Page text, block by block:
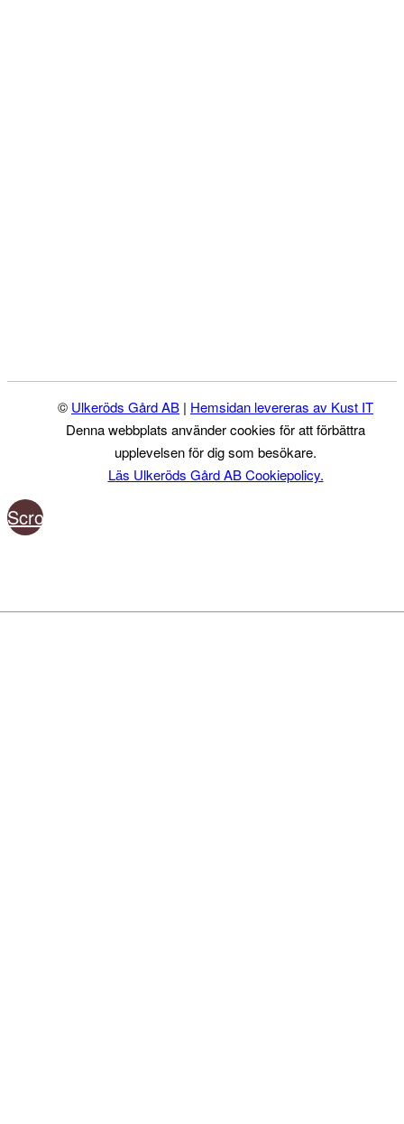
© Ulkeröds Gård AB |
Hemsidan levereras av Kust IT
Denna webbplats använder cookies för att förbättra
upplevelsen för dig som besökare.
Läs Ulkeröds Gård AB Cookiepolicy.
Scroll